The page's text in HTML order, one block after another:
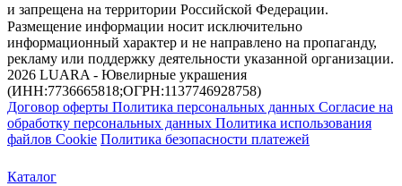
и запрещена на территории Российской Федерации.
Размещение информации носит исключительно
информационный характер и не направлено на пропаганду,
рекламу или поддержку деятельности указанной организации.
2026 LUARA - Ювелирные украшения
(ИНН:7736665818;ОГРН:1137746928758)
Договор оферты Политика персональных данных Согласие на
обработку персональных данных Политика использования
файлов Cookie Политика безопасности платежей
Каталог